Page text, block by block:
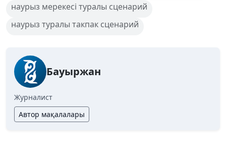
наурыз мерекесі туралы сценарий
наурыз туралы такпак сценарий
Бауыржан
Журналист
Автор мақалалары